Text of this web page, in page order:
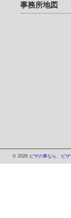
事務所地図
© 2026 ビザの事なら、ビ